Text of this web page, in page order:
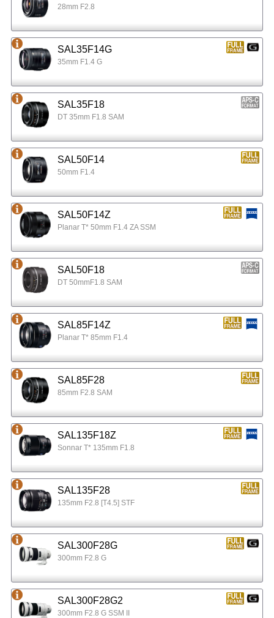
28mm F2.8
SAL35F14G
35mm F1.4 G
SAL35F18
DT 35mm F1.8 SAM
SAL50F14
50mm F1.4
SAL50F14Z
Planar T* 50mm F1.4 ZA SSM
SAL50F18
DT 50mmF1.8 SAM
SAL85F14Z
Planar T* 85mm F1.4
SAL85F28
85mm F2.8 SAM
SAL135F18Z
Sonnar T* 135mm F1.8
SAL135F28
135mm F2.8 [T4.5] STF
SAL300F28G
300mm F2.8 G
SAL300F28G2
300mm F2.8 G SSM II